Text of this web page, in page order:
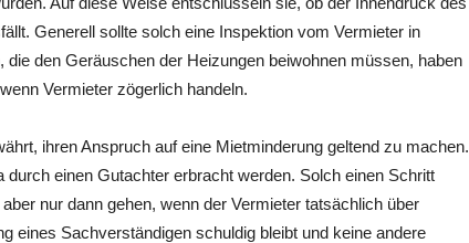
Generell sollte solch eine Inspektion vom Vermieter in
die den Geräuschen der Heizungen beiwohnen müssen, haben
Vermieter zögerlich handeln.
ihren Anspruch auf eine Mietminderung geltend zu machen.
einen Gutachter erbracht werden. Solch einen Schritt
nur dann gehen, wenn der Vermieter tatsächlich über
eines Sachverständigen schuldig bleibt und keine andere